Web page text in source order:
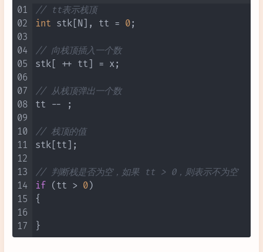
01
02
03
04
05
06
07
08
09
10
11
12
13
14
15
16
17
// tt表示栈顶
int stk[N], tt = 0;
// 向栈顶插入一个数
stk[ ++ tt] = x;
// 从栈顶弹出一个数
tt -- ;
// 栈顶的值
stk[tt];
// 判断栈是否为空，如果 tt > 0，则表示不为空
if (tt > 0)
{